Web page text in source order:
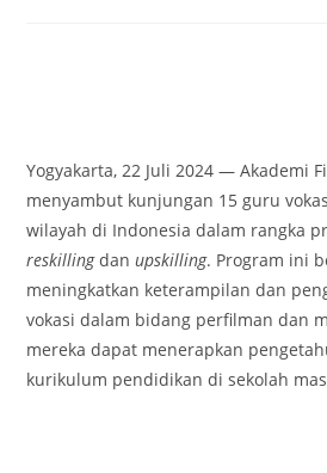
Yogyakarta, 22 Juli 2024 — Akademi
menyambut kunjungan 15 guru
wilayah di Indonesia dalam rangka
reskillingdanupskilling. Program ini
meningkatkan keterampilan dan
vokasi dalam bidang perfilman dan
mereka dapat menerapkan
kurikulum pendidikan di sekolah